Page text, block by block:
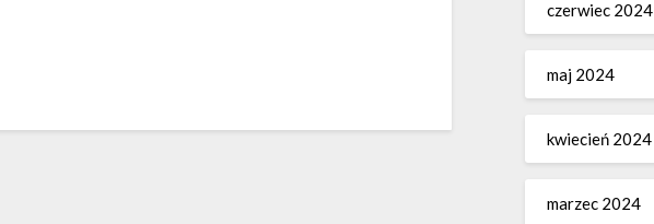
czerwiec 2024
maj 2024
kwiecień 2024
marzec 2024